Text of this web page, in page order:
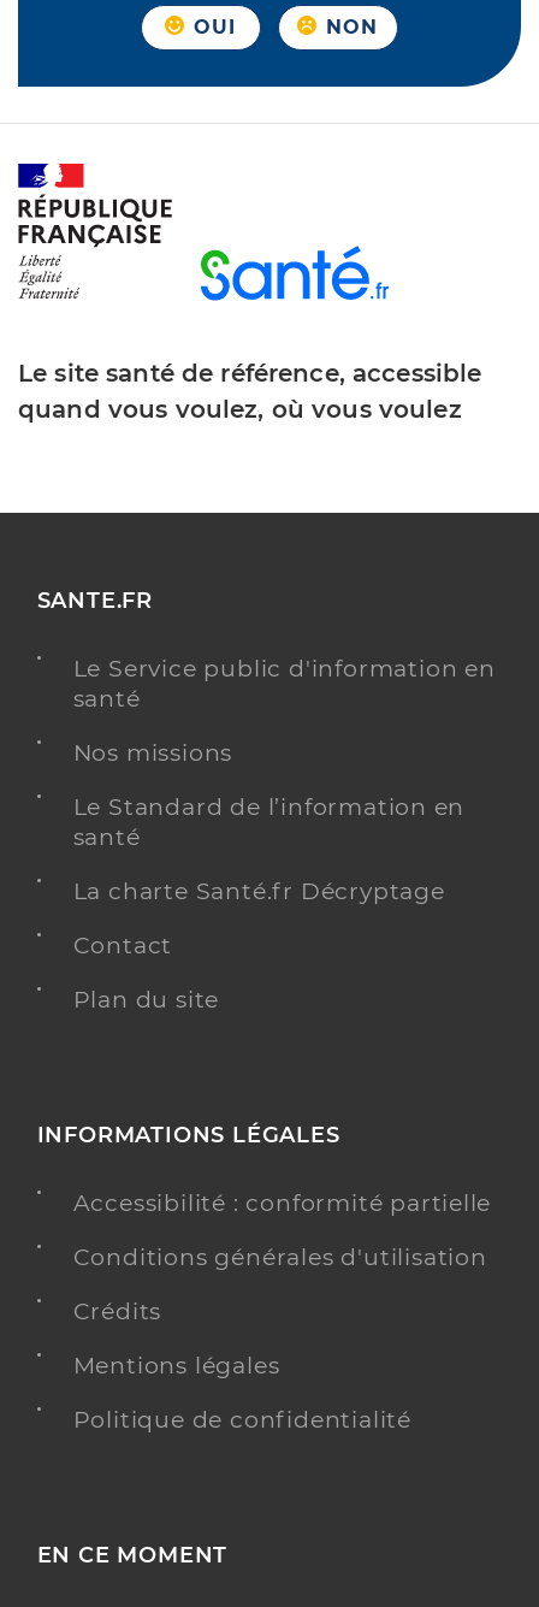
OUI NON
Le site santé de référence, accessible
quand vous voulez, où vous voulez
SANTE.FR
Le Service public d'information en
santé
Nos missions
Le Standard de l’information en
santé
La charte Santé.fr Décryptage
Contact
Plan du site
INFORMATIONS LÉGALES
Accessibilité : conformité partielle
Conditions générales d'utilisation
Crédits
Mentions légales
Politique de confidentialité
EN CE MOMENT